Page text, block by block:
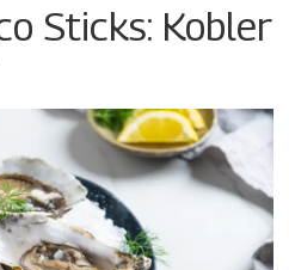
Sticks: Kobler